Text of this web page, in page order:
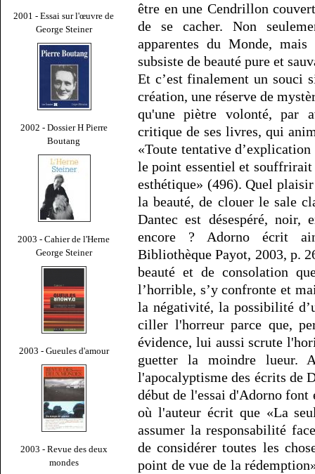
2001 - Essai sur l'œuvre de
George Steiner
2002 - Dossier H Pierre
Boutang
2003 - Cahier de l'Herne
George Steiner
2003 - Gueules d'amour
2003 - Revue des deux
mondes
être en une Cendrillon
de se cacher. Non
apparentes du Monde,
subsiste de beauté pure et
Et c’est finalement un souci
création, une réserve de
qu'une piètre volonté, par
critique de ses livres, qui
«Toute tentative
le point essentiel et souffrirait
esthétique» (496). Quel
la beauté, de clouer le sale
Dantec est désespéré, noir,
encore ? Adorno écrit
Bibliothèque Payot, 2003, p.
beauté et de consolation
l’horrible, s’y confronte et
la négativité, la possibilité
ciller l'horreur parce que,
évidence, lui aussi scrute
guetter la moindre lueur.
l'apocalyptisme des écrits de
début de l'essai d'Adorno font
où l'auteur écrit que «La
assumer la responsabilité
de considérer toutes les
point de vue de la